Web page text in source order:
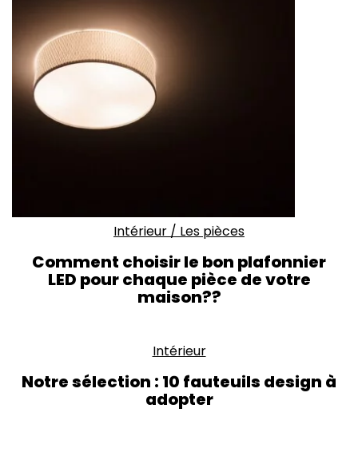
Intérieur / Les pièces
Comment choisir le bon plafonnier
LED pour chaque pièce de votre
maison??
Intérieur
Notre sélection : 10 fauteuils design à
adopter